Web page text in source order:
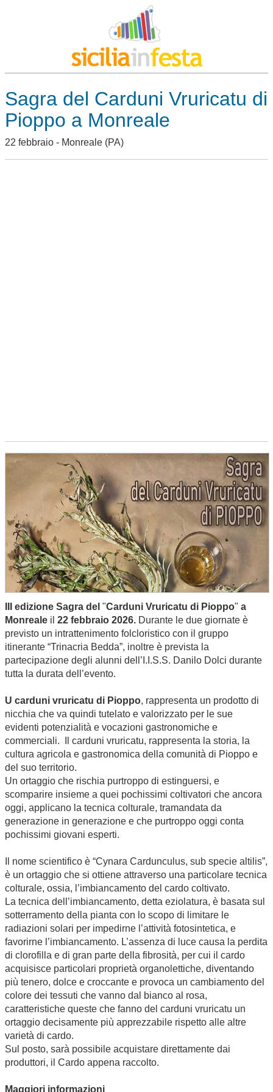
Sagra del Carduni Vruricatu di
Pioppo a Monreale
22 febbraio - Monreale (PA)
III edizione Sagra del "Carduni Vruricatu di Pioppo" a
Monreale il 22 febbraio 2026. Durante le due giornate è
previsto un intrattenimento folcloristico con il gruppo
itinerante “Trinacria Bedda”, inoltre è prevista la
partecipazione degli alunni dell’I.I.S.S. Danilo Dolci durante
tutta la durata dell’evento.
U carduni vruricatu di Pioppo, rappresenta un prodotto di
nicchia che va quindi tutelato e valorizzato per le sue
evidenti potenzialità e vocazioni gastronomiche e
commerciali. Il carduni vruricatu, rappresenta la storia, la
cultura agricola e gastronomica della comunità di Pioppo e
del suo territorio.
Un ortaggio che rischia purtroppo di estinguersi, e
scomparire insieme a quei pochissimi coltivatori che ancora
oggi, applicano la tecnica colturale, tramandata da
generazione in generazione e che purtroppo oggi conta
pochissimi giovani esperti.
Il nome scientifico è “Cynara Cardunculus, sub specie altilis”,
è un ortaggio che si ottiene attraverso una particolare tecnica
colturale, ossia, l’imbiancamento del cardo coltivato.
La tecnica dell’imbiancamento, detta eziolatura, è basata sul
sotterramento della pianta con lo scopo di limitare le
radiazioni solari per impedirne l’attività fotosintetica, e
favorirne l’imbiancamento. L’assenza di luce causa la perdita
di clorofilla e di gran parte della fibrosità, per cui il cardo
acquisisce particolari proprietà organolettiche, diventando
più tenero, dolce e croccante e provoca un cambiamento del
colore dei tessuti che vanno dal bianco al rosa,
caratteristiche queste che fanno del carduni vruricatu un
ortaggio decisamente più apprezzabile rispetto alle altre
varietà di cardo.
Sul posto, sarà possibile acquistare direttamente dai
produttori, il Cardo appena raccolto.
Maggiori informazioni